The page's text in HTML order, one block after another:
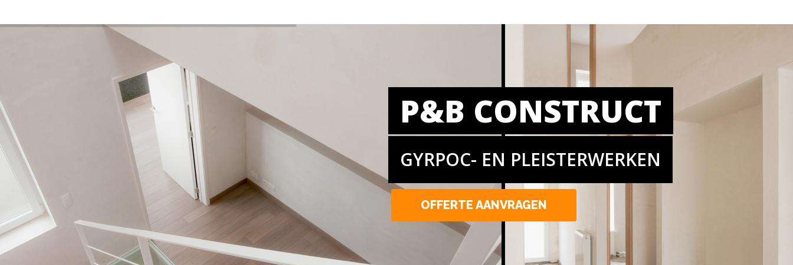
P&B CONSTRUCT
GYRPOC- EN PLEISTERWERKEN
OFFERTE AANVRAGEN